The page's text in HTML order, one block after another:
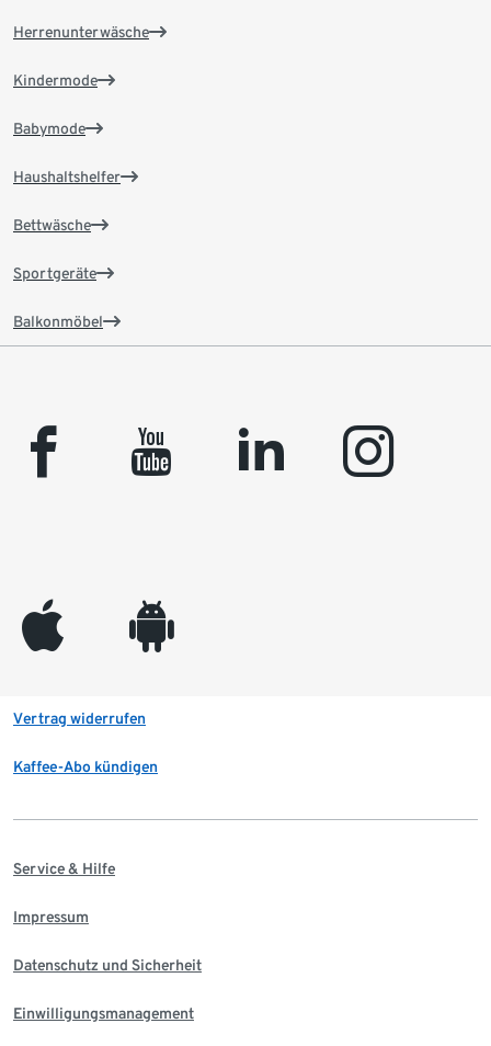
Herrenunterwäsche
Kindermode
Babymode
Haushaltshelfer
Bettwäsche
Sportgeräte
Balkonmöbel
facebook youtube linkedin instagram
appleinc android
Vertrag widerrufen
Kaffee-Abo kündigen
Service & Hilfe
Impressum
Datenschutz und Sicherheit
Einwilligungsmanagement